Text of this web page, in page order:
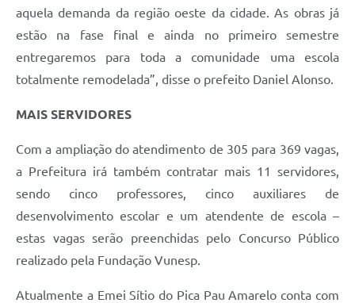
aquela demanda da região oeste da cidade. As obras já
estão na fase final e ainda no primeiro semestre
entregaremos para toda a comunidade uma escola
totalmente remodelada”, disse o prefeito Daniel Alonso.
MAIS SERVIDORES
Com a ampliação do atendimento de 305 para 369 vagas,
a Prefeitura irá também contratar mais 11 servidores,
sendo cinco professores, cinco auxiliares de
desenvolvimento escolar e um atendente de escola –
estas vagas serão preenchidas pelo Concurso Público
realizado pela Fundação Vunesp.
Atualmente a Emei Sítio do Pica Pau Amarelo conta com